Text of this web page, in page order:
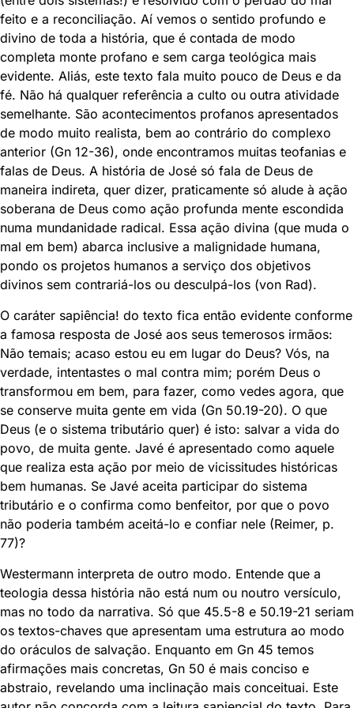
feito e a reconciliação. Aí vemos o sentido profundo e
divino de toda a história, que é contada de modo
completa monte profano e sem carga teológica mais
evidente. Aliás, este texto fala muito pouco de Deus e da
fé. Não há qualquer referência a culto ou outra atividade
semelhante. São acontecimentos profanos apresentados
de modo muito realista, bem ao contrário do complexo
anterior (Gn 12-36), onde encontramos muitas teofanias e
falas de Deus. A história de José só fala de Deus de
maneira indireta, quer dizer, praticamente só alude à ação
soberana de Deus como ação profunda mente escondida
numa mundanidade radical. Essa ação divina (que muda o
mal em bem) abarca inclusive a malignidade humana,
pondo os projetos humanos a serviço dos objetivos
divinos sem contrariá-los ou desculpá-los (von Rad).
O caráter sapiência! do texto fica então evidente conforme
a famosa resposta de José aos seus temerosos irmãos:
Não temais; acaso estou eu em lugar do Deus? Vós, na
verdade, intentastes o mal contra mim; porém Deus o
transformou em bem, para fazer, como vedes agora, que
se conserve muita gente em vida (Gn 50.19-20). O que
Deus (e o sistema tributário quer) é isto: salvar a vida do
povo, de muita gente. Javé é apresentado como aquele
que realiza esta ação por meio de vicissitudes históricas
bem humanas. Se Javé aceita participar do sistema
tributário e o confirma como benfeitor, por que o povo
não poderia também aceitá-lo e confiar nele (Reimer, p.
77)?
Westermann interpreta de outro modo. Entende que a
teologia dessa história não está num ou noutro versículo,
mas no todo da narrativa. Só que 45.5-8 e 50.19-21 seriam
os textos-chaves que apresentam uma estrutura ao modo
do oráculos de salvação. Enquanto em Gn 45 temos
afirmações mais concretas, Gn 50 é mais conciso e
abstraio, revelando uma inclinação mais conceituai. Este